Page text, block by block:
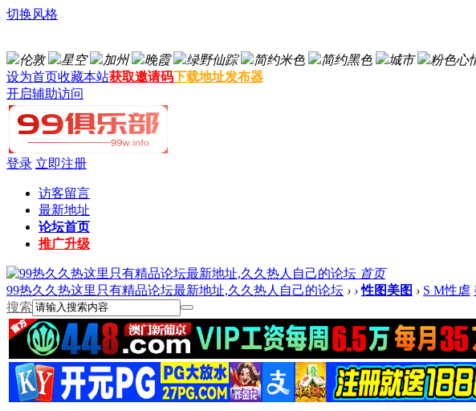
切换风格
伦敦 星空 加州 晚霞 绿野仙踪 简约米色 简约黑色 城市 粉色心
设为首页收藏本站获取邀请码下载地址发布器
开启辅助访问
登录 立即注册
访客留言
最新地址
论坛首页
推广升级
首页
99热久久热这里只有精品论坛最新地址,久久热人自己的论坛 › › 性图美图 › S M性虐
搜索